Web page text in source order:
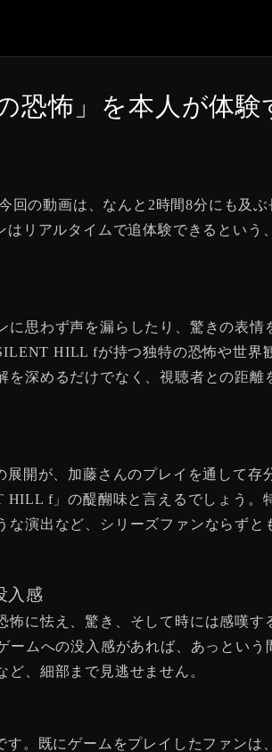
恐怖」を本人が体験
の動画は、なんと2時間8分にも及
リアルタイムで追体験できるという
思わず声を漏らしたり、驚きの表情
HILL fが持つ独特の恐怖や世界
深めるだけでなく、視聴者との距離
開が、加藤さんのプレイを通して存
f」の醍醐味と言えるでしょう。
演出など、シリーズファンならずと
入感
に怯え、驚き、そして時には感嘆す
ムへの没入感があれば、あっという
、細部まで見逃せません。
。既にゲームをプレイしたファンは